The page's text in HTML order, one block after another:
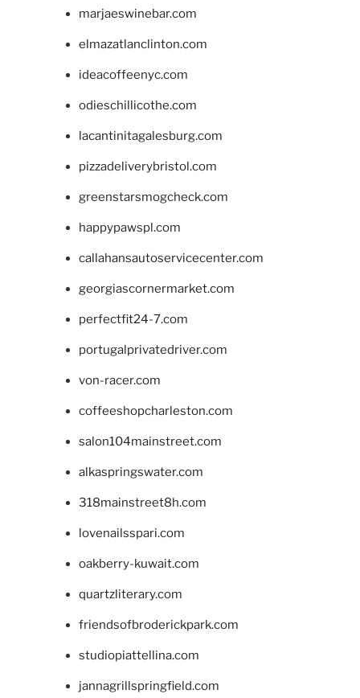
marjaeswinebar.com
elmazatlanclinton.com
ideacoffeenyc.com
odieschillicothe.com
lacantinitagalesburg.com
pizzadeliverybristol.com
greenstarsmogcheck.com
happypawspl.com
callahansautoservicecenter.com
georgiascornermarket.com
perfectfit24-7.com
portugalprivatedriver.com
von-racer.com
coffeeshopcharleston.com
salon104mainstreet.com
alkaspringswater.com
318mainstreet8h.com
lovenailsspari.com
oakberry-kuwait.com
quartzliterary.com
friendsofbroderickpark.com
studiopiattellina.com
jannagrillspringfield.com